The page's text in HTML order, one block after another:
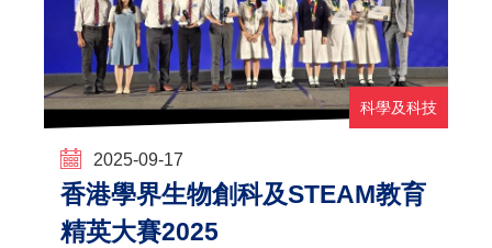
科學及科技
2025-09-17
香港學界生物創科及STEAM教育
精英大賽2025